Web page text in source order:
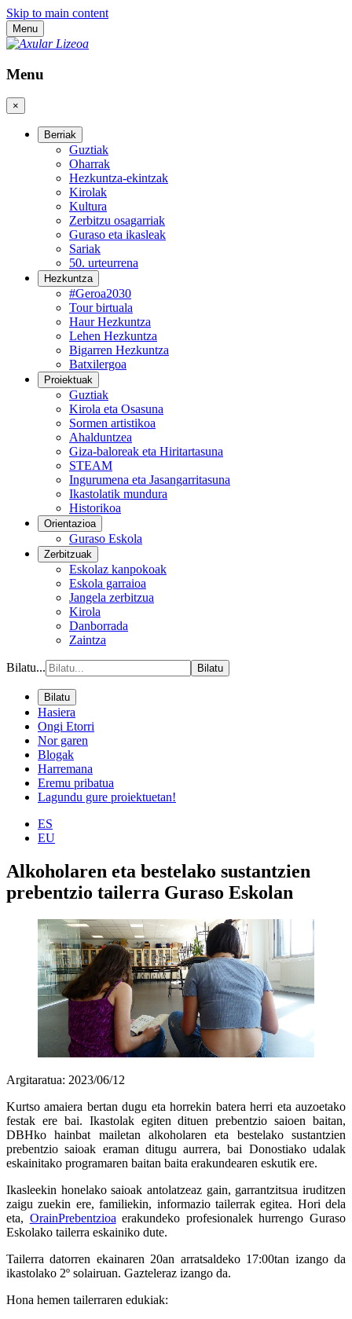
Skip to main content
Menu
Menu
×
Berriak
Guztiak
Oharrak
Hezkuntza-ekintzak
Kirolak
Kultura
Zerbitzu osagarriak
Guraso eta ikasleak
Sariak
50. urteurrena
Hezkuntza
#Geroa2030
Tour birtuala
Haur Hezkuntza
Lehen Hezkuntza
Bigarren Hezkuntza
Batxilergoa
Proiektuak
Guztiak
Kirola eta Osasuna
Sormen artistikoa
Ahalduntzea
Giza-baloreak eta Hiritartasuna
STEAM
Ingurumena eta Jasangarritasuna
Ikastolatik mundura
Historikoa
Orientazioa
Guraso Eskola
Zerbitzuak
Eskolaz kanpokoak
Eskola garraioa
Jangela zerbitzua
Kirola
Danborrada
Zaintza
Bilatu... Bilatu
Bilatu
Hasiera
Ongi Etorri
Nor garen
Blogak
Harremana
Eremu pribatua
Lagundu gure proiektuetan!
ES
EU
Alkoholaren eta bestelako sustantzien
prebentzio tailerra Guraso Eskolan
Argitaratua: 2023/06/12
Kurtso amaiera bertan dugu eta horrekin batera herri eta auzoetako
festak ere bai. Ikastolak egiten dituen prebentzio saioen baitan,
DBHko hainbat mailetan alkoholaren eta bestelako sustantzien
prebentzio saioak eraman ditugu aurrera, bai Donostiako udalak
eskainitako programaren baitan baita erakundearen eskutik ere.
Ikasleekin honelako saioak antolatzeaz gain, garrantzitsua iruditzen
zaigu zuekin ere, familiekin, informazio tailerrak egitea. Hori dela
eta, OrainPrebentzioa erakundeko profesionalek hurrengo Guraso
Eskolako tailerra eskainiko dute.
Tailerra datorren ekainaren 20an arratsaldeko 17:00tan izango da
ikastolako 2º solairuan. Gazteleraz izango da.
Hona hemen tailerraren edukiak: